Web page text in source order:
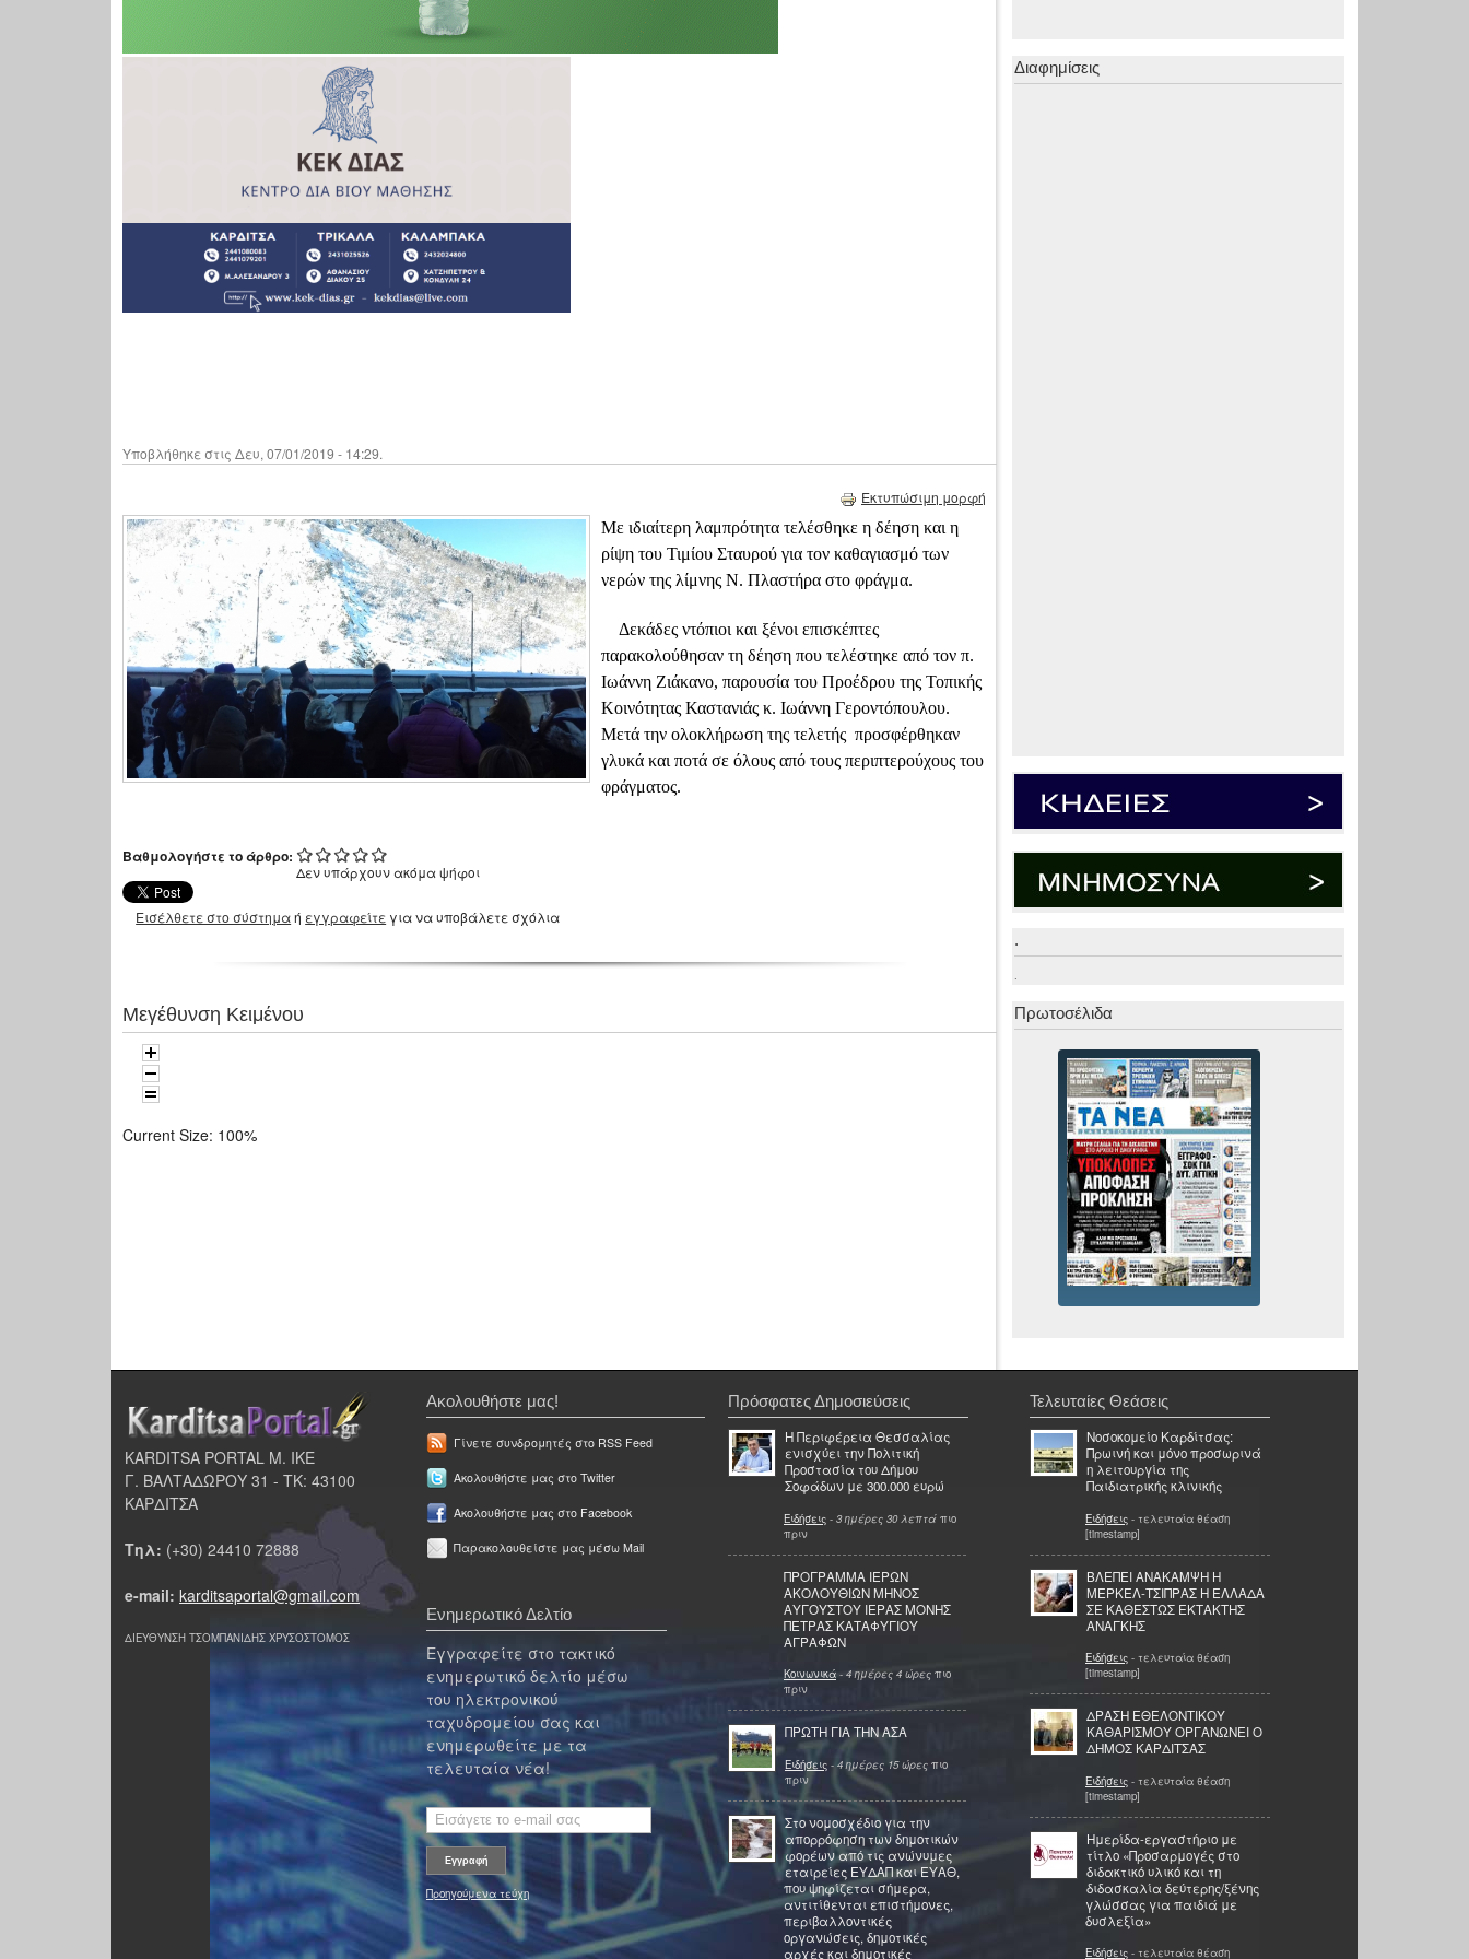
Υποβλήθηκε στις Δευ, 07/01/2019 - 14:29.
Εκτυπώσιμη μορφή
Με ιδιαίτερη λαμπρότητα τελέσθηκε η δέηση και η
ρίψη του Τιμίου Σταυρού για τον καθαγιασμό των
νερών της λίμνης Ν. Πλαστήρα στο φράγμα.
Δεκάδες ντόπιοι και ξένοι επισκέπτες
παρακολούθησαν τη δέηση που τελέστηκε από τον π.
Ιωάννη Ζιάκανο, παρουσία του Προέδρου της Τοπικής
Κοινότητας Καστανιάς κ. Ιωάννη Γεροντόπουλου.
Μετά την ολοκλήρωση της τελετής προσφέρθηκαν
γλυκά και ποτά σε όλους από τους περιπτερούχους του
φράγματος.
Βαθμολογήστε το άρθρο:
Δεν υπάρχουν ακόμα ψήφοι
Εισέλθετε στο σύστημαή εγγραφείτε για να υποβάλετε σχόλια
Μεγέθυνση Κειμένου
Current Size: 100%
Διαφημίσεις
.
.
Πρωτοσέλιδα
KARDITSA PORTAL Μ. ΙΚΕ
Γ. ΒΑΛΤΑΔΩΡΟΥ 31 - ΤΚ: 43100
ΚΑΡΔΙΤΣΑ
Τηλ: (+30) 24410 72888
e-mail: karditsaportal@gmail.com
ΔΙΕΥΘΥΝΣΗ ΤΣΟΜΠΑΝΙΔΗΣ ΧΡΥΣΟΣΤΟΜΟΣ
Ακολουθήστε μας!
Γίνετε συνδρομητές στο RSS Feed
Ακολουθήστε μας στο Twitter
Ακολουθήστε μας στο Facebook
Παρακολουθείστε μας μέσω Mail
Ενημερωτικό Δελτίο
Εγγραφείτε στο τακτικό
ενημερωτικό δελτίο μέσω
του ηλεκτρονικού
ταχυδρομείου σας και
ενημερωθείτε με τα
τελευταία νέα!
Προηγούμενα τεύχη
Πρόσφατες Δημοσιεύσεις
Η Περιφέρεια Θεσσαλίας
ενισχύει την Πολιτική
Προστασία του Δήμου
Σοφάδων με 300.000 ευρώ
Ειδήσεις - 3 ημέρες 30 λεπτά πιο
πριν
ΠΡΟΓΡΑΜΜΑ ΙΕΡΩΝ
ΑΚΟΛΟΥΘΙΩΝ ΜΗΝΟΣ
ΑΥΓΟΥΣΤΟΥ ΙΕΡΑΣ ΜΟΝΗΣ
ΠΕΤΡΑΣ ΚΑΤΑΦΥΓΙΟΥ
ΑΓΡΑΦΩΝ
Κοινωνικά - 4 ημέρες 4 ώρες πιο
πριν
ΠΡΩΤΗ ΓΙΑ ΤΗΝ ΑΣΑ
Ειδήσεις - 4 ημέρες 15 ώρες πιο
πριν
Στο νομοσχέδιο για την
απορρόφηση των δημοτικών
φορέων από τις ανώνυμες
εταιρείες ΕΥΔΑΠ και ΕΥΑΘ,
που ψηφίζεται σήμερα,
αντιτίθενται επιστήμονες,
περιβαλλοντικές
οργανώσεις, δημοτικές
αρχές και δημοτικές
Τελευταίες Θεάσεις
Νοσοκομείο Καρδίτσας:
Πρωινή και μόνο προσωρινά
η λειτουργία της
Παιδιατρικής κλινικής
Ειδήσεις - τελευταία θέαση
[timestamp]
ΒΛΕΠΕΙ ΑΝΑΚΑΜΨΗ Η
ΜΕΡΚΕΛ-ΤΣΙΠΡΑΣ Η ΕΛΛΑΔΑ
ΣΕ ΚΑΘΕΣΤΩΣ ΕΚΤΑΚΤΗΣ
ΑΝΑΓΚΗΣ
Ειδήσεις - τελευταία θέαση
[timestamp]
ΔΡΑΣΗ ΕΘΕΛΟΝΤΙΚΟΥ
ΚΑΘΑΡΙΣΜΟΥ ΟΡΓΑΝΩΝΕΙ Ο
ΔΗΜΟΣ ΚΑΡΔΙΤΣΑΣ
Ειδήσεις - τελευταία θέαση
[timestamp]
Hμερίδα-εργαστήριο με
τίτλο «Προσαρμογές στο
διδακτικό υλικό και τη
διδασκαλία δεύτερης/ξένης
γλώσσας για παιδιά με
δυσλεξία»
Ειδήσεις - τελευταία θέαση